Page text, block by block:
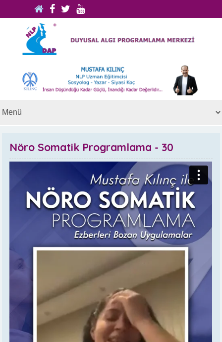
Nöro Somatik Programlama - 30